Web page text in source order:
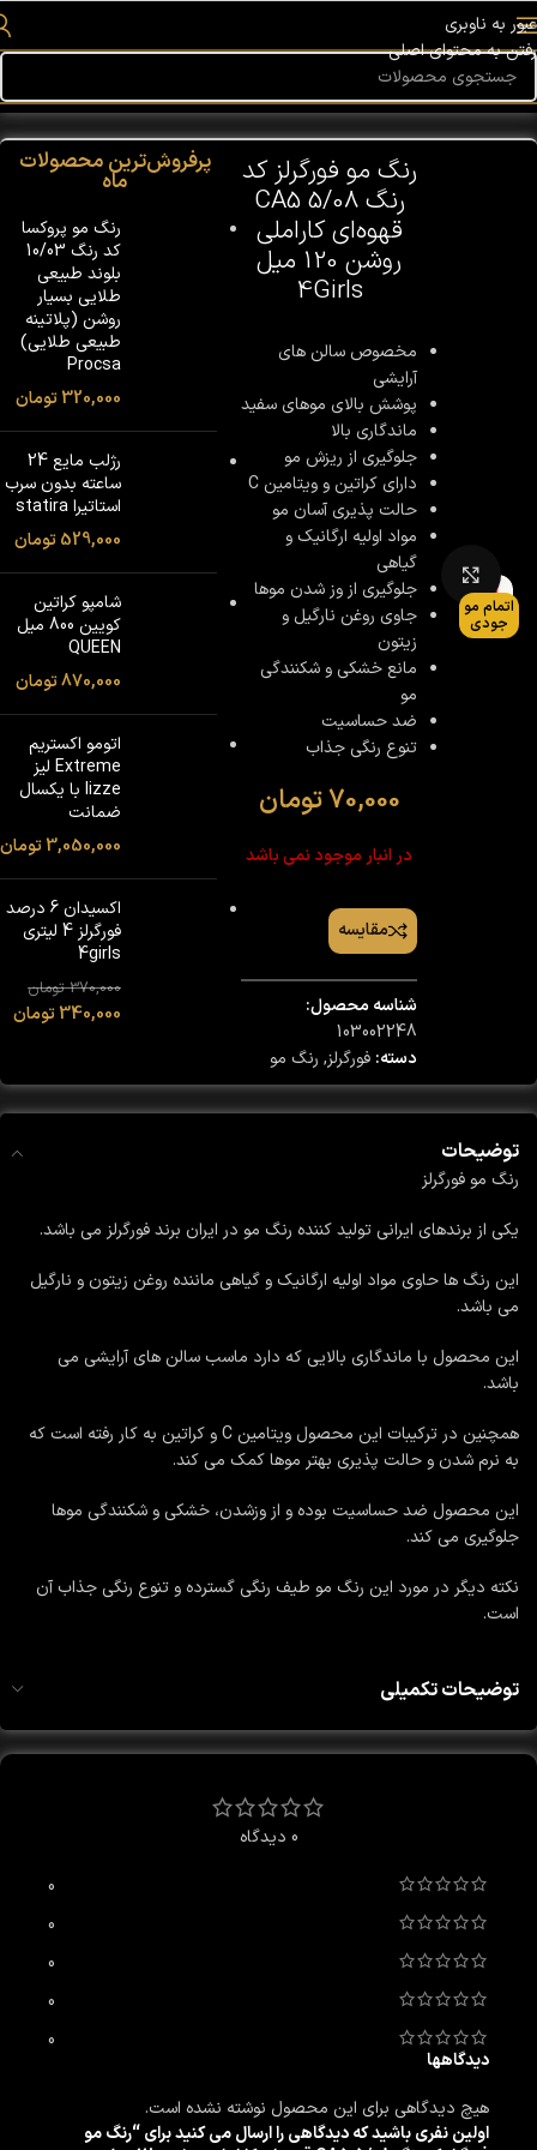
عبور به ناوبری
رفتن به محتوای اصلی
خانه/رنگ مو/فورگرلز
اتمام مو
جودی
بزرگنمایی تصویر
رنگ مو فورگرلز کد
رنگ 5/08 CA5
قهوه‌ای کاراملی
روشن 120 میل
4Girls
مخصوص سالن های
آرایشی
پوشش بالای موهای سفید
ماندگاری بالا
جلوگیری از ریزش مو
دارای کراتین و ویتامین C
حالت پذیری آسان مو
مواد اولیه ارگانیک و
گیاهی
جلوگیری از وز شدن موها
جاوی روغن نارگیل و
زیتون
مانع خشکی و شکنندگی
مو
ضد حساسیت
تنوع رنگی جذاب
70,000تومان
در انبار موجود نمی باشد
مقایسه
شناسه محصول:
103002248
دسته: فورگرلز, رنگ مو
پرفروش‌ترین محصولات
ماه
رنگ مو پروکسا
کد رنگ 10/03
بلوند طبیعی
طلایی بسیار
روشن (پلاتینه
طبیعی طلایی)
Procsa
320,000تومان
رژلب مایع 24
ساعته بدون سرب
استاتیرا statira
529,000تومان
شامپو کراتین
کویین 800 میل
QUEEN
870,000تومان
اتومو اکستریم
Extreme لیز
lizze با یکسال
ضمانت
3,050,000تومان
اکسیدان 6 درصد
فورگرلز 4 لیتری
4girls
370,000 تومان
340,000تومان
توضیحات
رنگ مو فورگرلز
یکی از برندهای ایرانی تولید کننده رنگ مو در ایران برند فورگرلز می باشد.
این رنگ ها حاوی مواد اولیه ارگانیک و گیاهی ماننده روغن زیتون و نارگیل
می باشد.
این محصول با ماندگاری بالایی که دارد ماسب سالن های آرایشی می
باشد.
همچنین در ترکیبات این محصول ویتامین C و کراتین به کار رفته است که
به نرم شدن و حالت پذیری بهتر موها کمک می کند.
این محصول ضد حساسیت بوده و از وزشدن، خشکی و شکنندگی موها
جلوگیری می کند.
نکته دیگر در مورد این رنگ مو طیف رنگی گسترده و تنوع رنگی جذاب آن
است.
توضیحات تکمیلی
0 دیدگاه
0
0
0
0
0
دیدگاهها
هیچ دیدگاهی برای این محصول نوشته نشده است.
اولین نفری باشید که دیدگاهی را ارسال می کنید برای “رنگ مو